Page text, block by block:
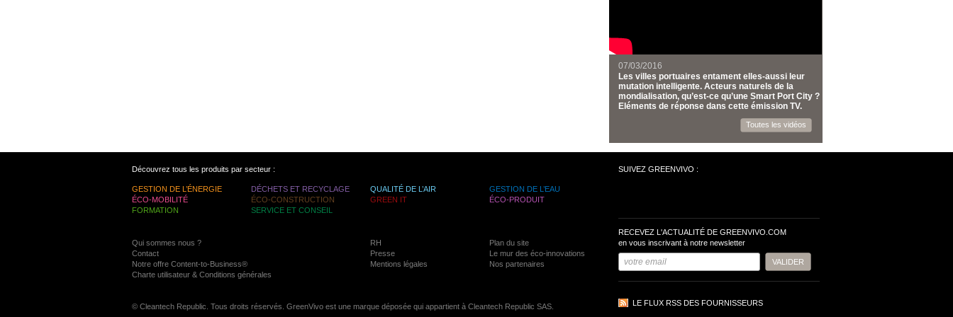
07/03/2016
Les villes portuaires entament elles-aussi leur
mutation intelligente. Acteurs naturels de la
mondialisation, qu’est-ce qu’une Smart Port City ?
Eléments de réponse dans cette émission TV.
Toutes les vidéos
Découvrez tous les produits par secteur :
GESTION DE L’ÉNERGIE DÉCHETS ET RECYCLAGE QUALITÉ DE L’AIR
GESTION DE L’EAU
ÉCO-MOBILITÉ
ÉCO-CONSTRUCTION GREEN IT
ÉCO-PRODUIT
FORMATION
SERVICE ET CONSEIL
Qui sommes nous ? RH
Plan du site
Contact
Presse
Le mur des éco-innovations
Notre offre Content-to-Business®
Mentions légales
Nos partenaires
Charte utilisateur & Conditions générales
© Cleantech Republic. Tous droits réservés. GreenVivo est une marque déposée qui appartient à Cleantech Republic SAS.
SUIVEZ GREENVIVO :
RECEVEZ L'ACTUALITÉ DE GREENVIVO.COM
en vous inscrivant à notre newsletter
LE FLUX RSS DES FOURNISSEURS